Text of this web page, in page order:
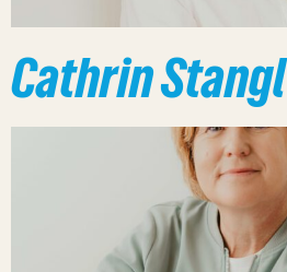
Cathrin Stangl